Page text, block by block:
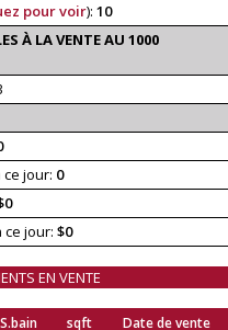
pour voir): 10
À LA VENTE AU 1000
jour: 0
ce jour: $0
EN VENTE
sqft Date de vente